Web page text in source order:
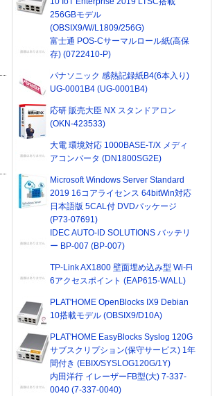
256GBモデル
(OBSIX9/W/L1809/256G)
富士通 POS-Cサーマルロール紙(高保
存) (0722410-P)
パナソニック 感熱記録紙B4(6本入り)
UG-0001B4 (UG-0001B4)
応研 販売大臣 NX スタンドアロン
(OKN-423533)
大電 環境対応 1000BASE-T/X メディ
アコンバータ (DN1800SG2E)
Microsoft Windows Server Standard
2019 16コアライセンス 64bitWin対応
日本語版 5CAL付 DVDパッケージ
(P73-07691)
IDEC AUTO-ID SOLUTIONS バッテリ
ー BP-007 (BP-007)
TP-Link AX1800 壁面埋め込み型 Wi-Fi
6アクセスポイント (EAP615-WALL)
PLAT'HOME OpenBlocks IX9 Debian
10搭載モデル (OBSIX9/D10A)
PLAT'HOME EasyBlocks Syslog 120G
サブスクリプション(保守サービス) 1年
間付き (EBIX/SYSLOG120G/1Y)
内田洋行 イレーザーFB型(大) 7-337-
0040 (7-337-0040)